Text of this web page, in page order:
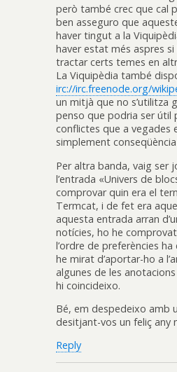
però també crec que cal
ben asseguro que
haver tingut a la
haver estat més aspres
tractar certs temes en
La Viquipèdia també
irc://irc.freenode.org/
un mitjà que no s’utilitza
penso que podria ser útil
conflictes que a vegades
simplement
Per altra banda, vaig ser
l’entrada «Univers de
comprovar quin era el
Termcat, i de fet era
aquesta entrada arran
notícies, ho he
l’ordre de preferències
he mirat d’aportar-ho a
algunes de les
hi coincideixo.
Bé, em despedeixo amb
desitjant-vos un feliç any
Reply